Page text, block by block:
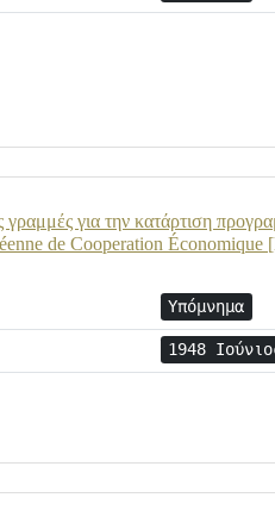
για την κατάρτιση
de Cooperation Économique
Υπόμνημα
1948